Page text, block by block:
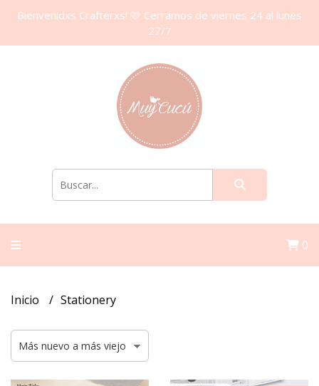
Bienvenidxs Crafterxs! 🩷 Cerramos de viernes 24 al lunes
27/7
0
Inicio Stationery